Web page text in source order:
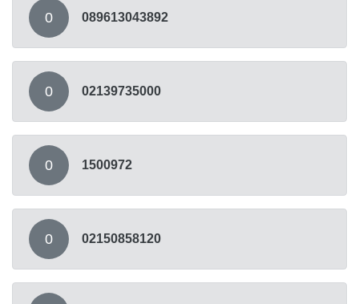
0 089613043892
0 02139735000
0 1500972
0 02150858120